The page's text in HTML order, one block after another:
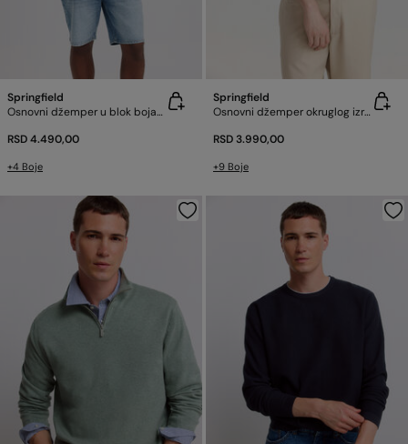
Springfield
Osnovni džemper u blok bojama
RSD 4.490,00
+4 Boje
Springfield
Osnovni džemper okruglog izreza
RSD 3.990,00
+9 Boje